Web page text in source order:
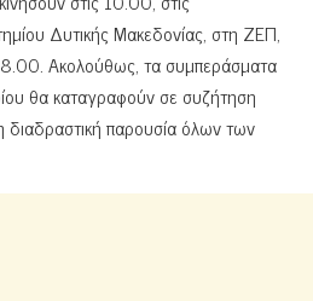
Δυτικής Μακεδονίας, στη ΖΕΠ,
Ακολούθως, τα συμπεράσματα
θα καταγραφούν σε συζήτηση
παρουσία όλων των